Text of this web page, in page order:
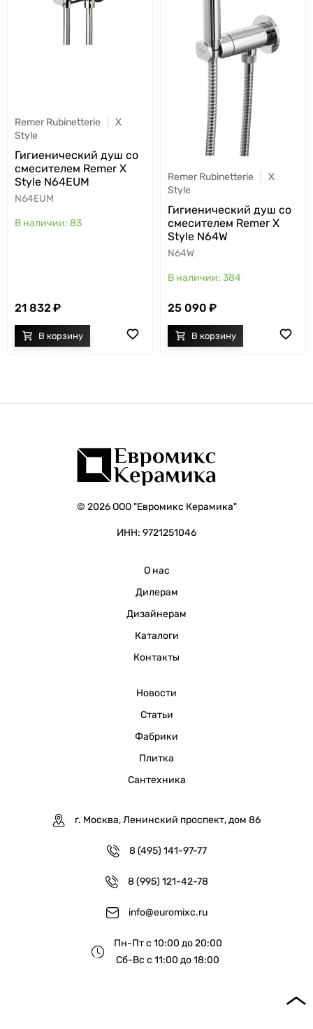
Remer Rubinetterie
X
Style
Гигиенический душ со
смесителем Remer X
Style N64EUM
N64EUM
83
21 832
Remer Rubinetterie
X
Style
Гигиенический душ со
смесителем Remer X
Style N64W
N64W
384
25 090
© 2026 ООО "Евромикс Керамика"
ИНН: 9721251046
О нас
Дилерам
Дизайнерам
Каталоги
Контакты
Новости
Статьи
Фабрики
Плитка
Сантехника
г. Москва, Ленинский проспект, дом 86
8 (495) 141-97-77
8 (995) 121-42-78
info@euromixc.ru
Пн-Пт с 10:00 до 20:00
Сб-Вс с 11:00 до 18:00